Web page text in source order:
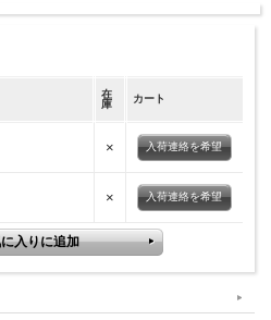
在
庫
カート
× 入荷連絡を希望
× 入荷連絡を希望